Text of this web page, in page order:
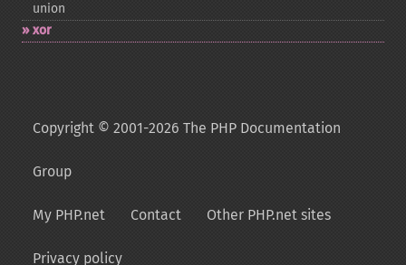
union
xor
Copyright © 2001-2026 The PHP Documentation
Group
My PHP.net Contact Other PHP.net sites
Privacy policy